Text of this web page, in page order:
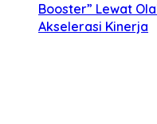
Booster” Lewat
Akselerasi Kinerja